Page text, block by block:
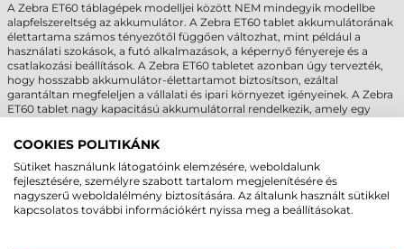
A Zebra ET60 táblagépek modelljei között NEM mindegyik modellbe
alapfelszereltség az akkumulátor. A Zebra ET60 tablet akkumulátorának
élettartama számos tényezőtől függően változhat, mint például a
használati szokások, a futó alkalmazások, a képernyő fényereje és a
csatlakozási beállítások. A Zebra ET60 tabletet azonban úgy tervezték,
hogy hosszabb akkumulátor-élettartamot biztosítson, ezáltal
garantáltan megfeleljen a vállalati és ipari környezet igényeinek. A Zebra
ET60 tablet nagy kapacitású akkumulátorral rendelkezik, amely egy
akkumulátorának élettartama normál használati körülmények között
általában 8-12 óra, de ez az adat felhasználási intenzitástól függően
változhat!
Van LTE kapcsolat lehetőség a Zebra ET60
tablettel?
COOKIES POLITIKÁNK
Sütiket használunk látogatóink elemzésére, weboldalunk
fejlesztésére, személyre szabott tartalom megjelenítésére és
nagyszerű weboldalélmény biztosítására. Az általunk használt sütikkel
kapcsolatos további információkért nyissa meg a beállításokat.